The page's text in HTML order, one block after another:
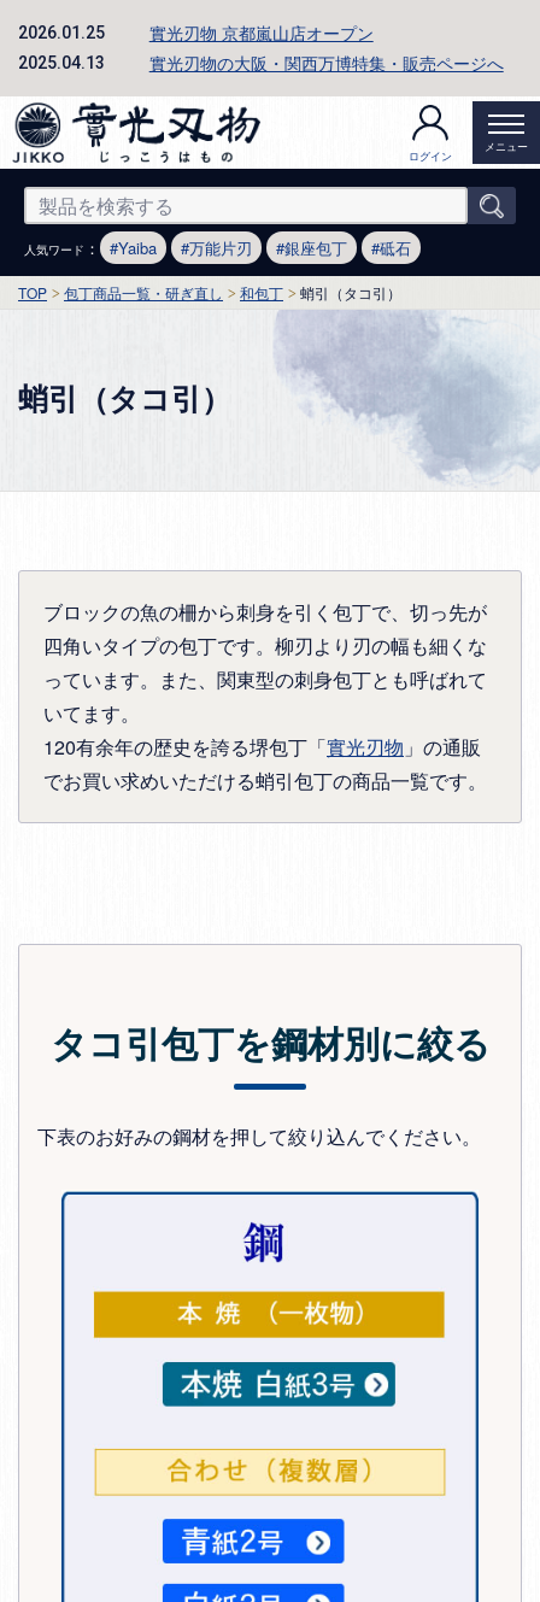
2026.01.25 實光刃物 京都嵐山店オープン
2025.04.13 實光刃物の大阪・関西万博特集・販売ページへ
ログイン
メニュー
人気ワード ： Yaiba 万能片刃 銀座包丁 砥石
TOP 包丁商品一覧・研ぎ直し 和包丁 蛸引（タコ引）
蛸引（タコ引）
ブロックの魚の柵から刺身を引く包丁で、切っ先が
四角いタイプの包丁です。柳刃より刃の幅も細くな
っています。また、関東型の刺身包丁とも呼ばれて
いてます。
120有余年の歴史を誇る堺包丁「實光刃物 」の通販
でお買い求めいただける蛸引包丁の商品一覧です。
タコ引包丁を鋼材別に絞る
下表のお好みの鋼材を押して絞り込んでください。